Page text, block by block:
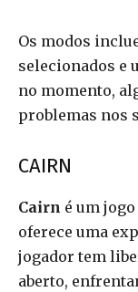
Os modos
selecionados e
no momento,
problemas nos
CAIRN
Cairn é um
oferece uma
jogador tem
aberto,